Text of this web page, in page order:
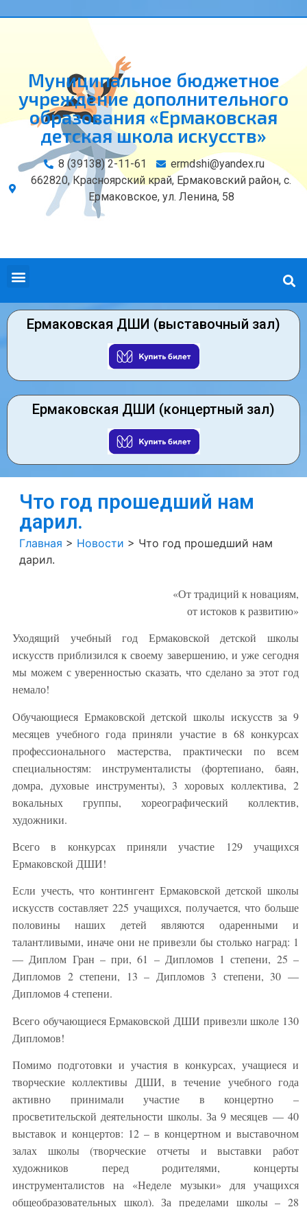
Муниципальное бюджетное
учреждение дополнительного
образования «Ермаковская
детская школа искусств»
8 (39138) 2-11-61
ermdshi@yandex.ru
662820, Красноярский край, Ермаковский район, с.
Ермаковское, ул. Ленина, 58
Ермаковская ДШИ (выставочный зал)
Ермаковская ДШИ (концертный зал)
Что год прошедший нам
дарил.
Главная > Новости > Что год прошедший нам
дарил.
«От традиций к новациям,
от истоков к развитию»
Уходящий учебный год Ермаковской детской школы
искусств приблизился к своему завершению, и уже сегодня
мы можем с уверенностью сказать, что сделано за этот год
немало!
Обучающиеся Ермаковской детской школы искусств за 9
месяцев учебного года приняли участие в 68 конкурсах
профессионального мастерства, практически по всем
специальностям: инструменталисты (фортепиано, баян,
домра, духовые инструменты), 3 хоровых коллектива, 2
вокальных группы, хореографический коллектив,
художники.
Всего в конкурсах приняли участие 129 учащихся
Ермаковской ДШИ!
Если учесть, что контингент Ермаковской детской школы
искусств составляет 225 учащихся, получается, что больше
половины наших детей являются одаренными и
талантливыми, иначе они не привезли бы столько наград: 1
— Диплом Гран – при, 61 – Дипломов 1 степени, 25 –
Дипломов 2 степени, 13 – Дипломов 3 степени, 30 —
Дипломов 4 степени.
Всего обучающиеся Ермаковской ДШИ привезли школе 130
Дипломов!
Помимо подготовки и участия в конкурсах, учащиеся и
творческие коллективы ДШИ, в течение учебного года
активно принимали участие в концертно –
просветительской деятельности школы. За 9 месяцев — 40
выставок и концертов: 12 – в концертном и выставочном
залах школы (творческие отчеты и выставки работ
художников перед родителями, концерты
инструменталистов на «Неделе музыки» для учащихся
общеобразовательных школ). За пределами школы – 28